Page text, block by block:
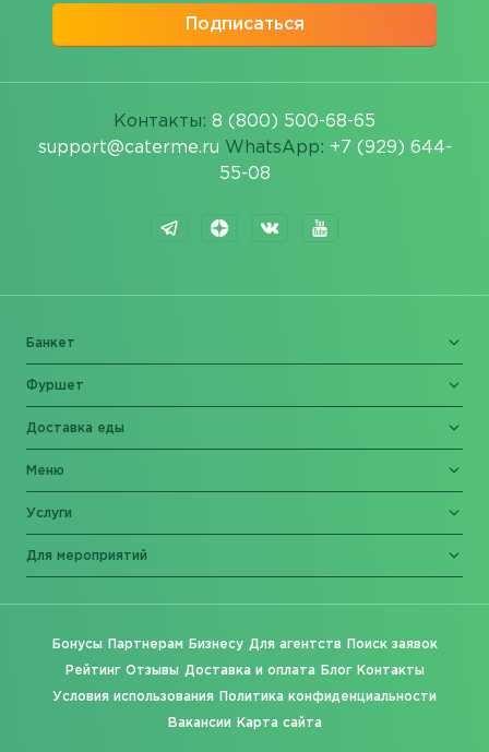
Подписаться
Контакты: 8 (800) 500-68-65
support@caterme.ru WhatsApp: +7 (929) 644-
55-08
Банкет
Фуршет
Доставка еды
Меню
Услуги
Для мероприятий
Бонусы Партнерам Бизнесу Для агентств Поиск заявок
Рейтинг Отзывы Доставка и оплата Блог Контакты
Условия использования Политика конфиденциальности
Вакансии Карта сайта